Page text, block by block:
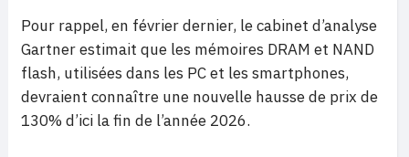
Pour rappel, en février dernier, le cabinet d’analyse
Gartner estimait que les mémoires DRAM et NAND
flash, utilisées dans les PC et les smartphones,
devraient connaître une nouvelle hausse de prix de
130% d’ici la fin de l’année 2026.